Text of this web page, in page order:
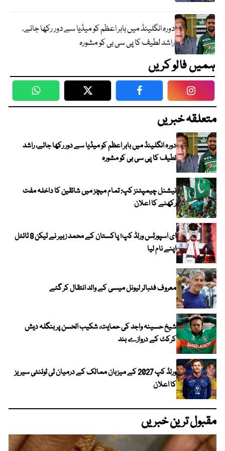
دورہ انگلینڈ میں بابر اعظم کو میڈیا سے دور رکھا جائے،
راشد لطیف کا پی سی بی کو مشورہ
ہمیں فالو کریں
WhatsApp Twitter Facebook
متعلقہ خبریں
دورہ انگلینڈ میں بابر اعظم کو میڈیا سے دور رکھا جائے، راشد
لطیف کا پی سی بی کو مشورہ
نیشنل چیمپئنز کپ: تمام میچز میں شائقین کا داخلہ مفت
رکھنے کا اعلان
ای اسپورٹس ورلڈ کپ؛ پاکستان کے محمد زبیر نے ٹیکن 8 ٹائٹل
اپنے نام لیا
معروف فٹبالر لیونل میسی کے والد انتقال کر گئے
شیخ حسینہ واجد کی حمایت، شکیب الحسن پر بنگلہ دیش
کرکٹ کے دروازے بند
ورلڈ کپ 2027 کے میزبان ممالک کے درمیان ٹی ٹوئنٹی سیریز
کا اعلان
مقبول ترین خبریں